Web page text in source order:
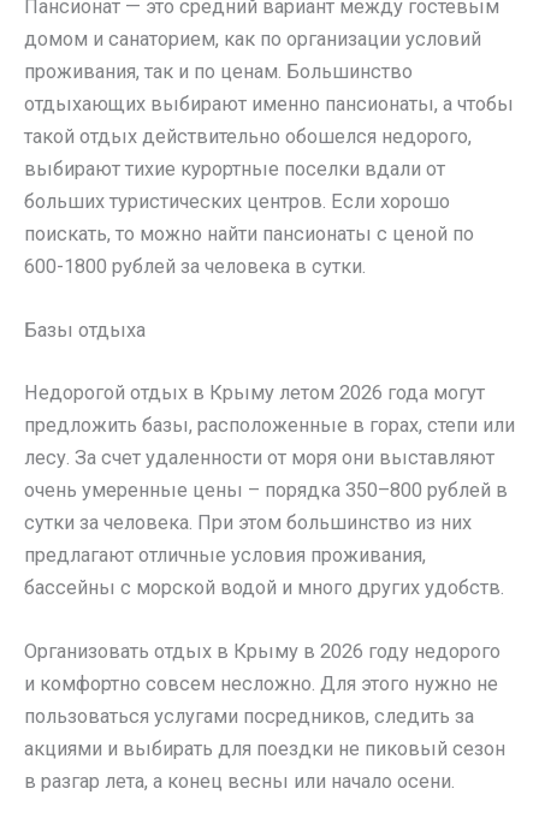
Пансионат — это средний вариант между гостевым
домом и санаторием, как по организации условий
проживания, так и по ценам. Большинство
отдыхающих выбирают именно пансионаты, а чтобы
такой отдых действительно обошелся недорого,
выбирают тихие курортные поселки вдали от
больших туристических центров. Если хорошо
поискать, то можно найти пансионаты с ценой по
600-1800 рублей за человека в сутки.
Базы отдыха
Недорогой отдых в Крыму летом 2026 года могут
предложить базы, расположенные в горах, степи или
лесу. За счет удаленности от моря они выставляют
очень умеренные цены – порядка 350–800 рублей в
сутки за человека. При этом большинство из них
предлагают отличные условия проживания,
бассейны с морской водой и много других удобств.
Организовать отдых в Крыму в 2026 году недорого
и комфортно совсем несложно. Для этого нужно не
пользоваться услугами посредников, следить за
акциями и выбирать для поездки не пиковый сезон
в разгар лета, а конец весны или начало осени.